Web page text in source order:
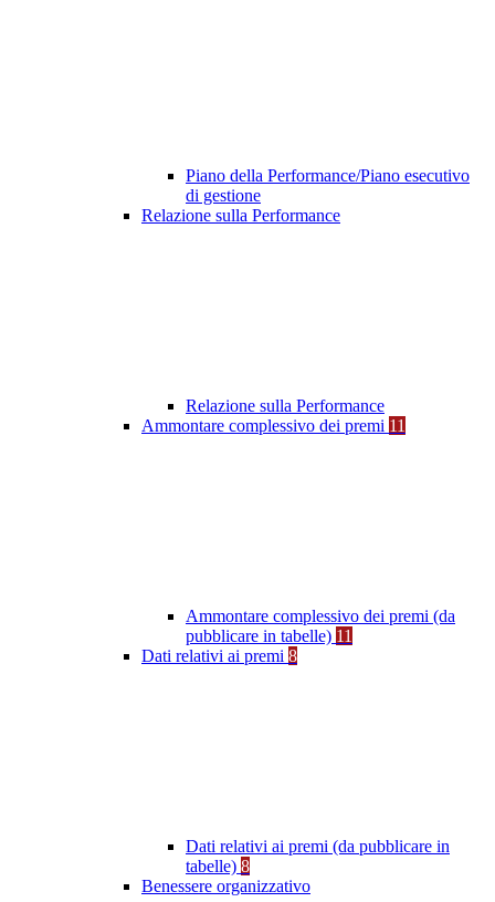
Piano della Performance/Piano esecutivo
di gestione
Relazione sulla Performance
Relazione sulla Performance
Ammontare complessivo dei premi 11
Ammontare complessivo dei premi (da
pubblicare in tabelle) 11
Dati relativi ai premi 8
Dati relativi ai premi (da pubblicare in
tabelle) 8
Benessere organizzativo